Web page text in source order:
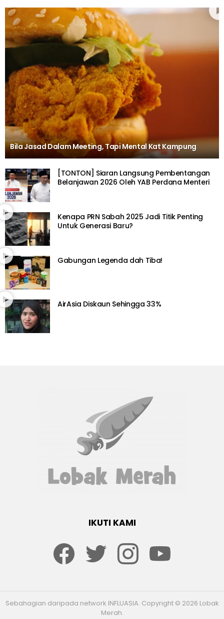
Bila Jasad Dalam Meeting, Tapi Mental Kat Kampung
[TONTON] Siaran Langsung Pembentangan
Belanjawan 2026 Oleh YAB Perdana Menteri
Kenapa PRN Sabah 2025 Jadi Titik Penting
Untuk Generasi Baru?
Gabungan Legenda dah Tiba!
AirAsia Diskaun Sehingga 33%
IKUTI KAMI
Sebahagian daripada network INFLUASIA. Copyright © 2026 Lobak
Merah.